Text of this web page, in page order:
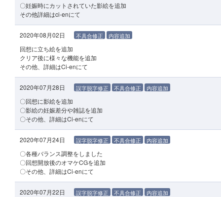
〇妊娠時にカットされていた影絵を追加
その他詳細はci-enにて
2020年08月02日 不具合修正 内容追加
回想に立ち絵を追加
クリア後に様々な機能を追加
その他、詳細はCi-enにて
2020年07月28日 誤字脱字修正 不具合修正 内容追加
〇回想に影絵を追加
〇影絵の妊娠差分や雑誌を追加
〇その他、詳細はCi-enにて
2020年07月24日 誤字脱字修正 不具合修正 内容追加
〇各種バランス調整をしました
〇回想開放後のオマケCGを追加
〇その他、詳細はCi-enにて
2020年07月22日 誤字脱字修正 不具合修正 内容追加